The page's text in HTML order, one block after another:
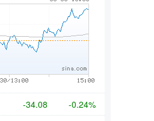
-34.08 -0.24%